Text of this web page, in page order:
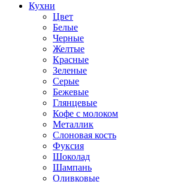
Кухни
Цвет
Белые
Черные
Желтые
Красные
Зеленые
Серые
Бежевые
Глянцевые
Кофе с молоком
Металлик
Слоновая кость
Фуксия
Шоколад
Шампань
Оливковые